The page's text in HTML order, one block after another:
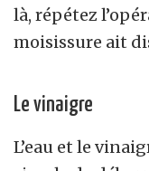
là, répétez
moisissure ait
Le vinaigre
L’eau et le